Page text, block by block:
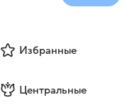
Избранные
Центральные